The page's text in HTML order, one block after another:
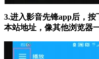
3.进入影音先锋app后，
本站地址，像其他浏览器